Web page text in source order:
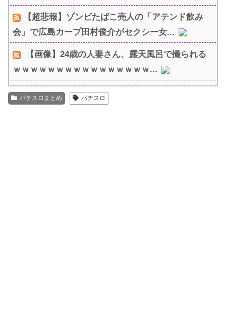
【超悲報】ゾンビたばこ売人の「アテンド飲み
会」で広島カープ田村俊介がセクシー女...
【画像】24歳の人妻さん、露天風呂で撮られる
ｗｗｗｗｗｗｗｗｗｗｗｗｗｗｗｗ...
パチスロまとめ パチスロ